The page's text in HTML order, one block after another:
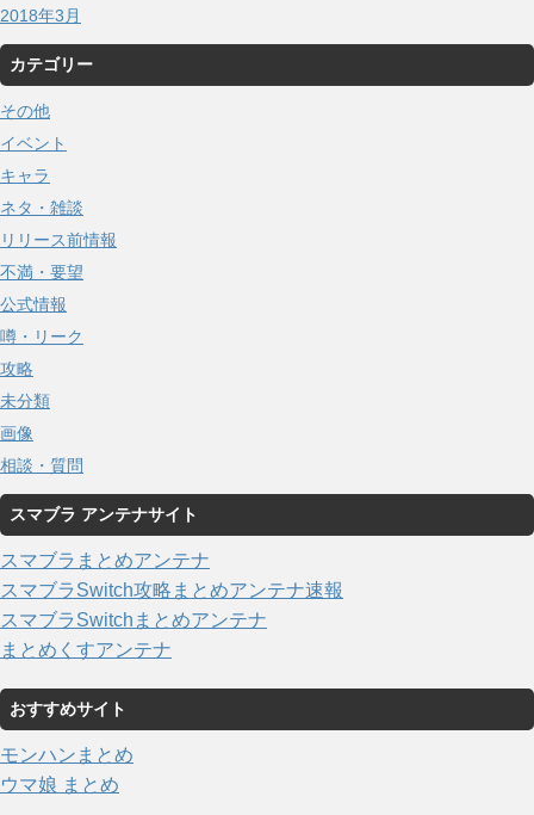
2018年3月
カテゴリー
その他
イベント
キャラ
ネタ・雑談
リリース前情報
不満・要望
公式情報
噂・リーク
攻略
未分類
画像
相談・質問
スマブラ アンテナサイト
スマブラまとめアンテナ
スマブラSwitch攻略まとめアンテナ速報
スマブラSwitchまとめアンテナ
まとめくすアンテナ
おすすめサイト
モンハンまとめ
ウマ娘 まとめ